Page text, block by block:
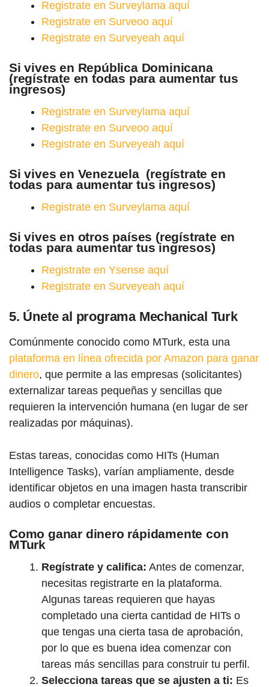
Registrate en Surveylama aquí
Registrate en Surveoo aquí
Registrate en Surveyeah aquí
Si vives en República Dominicana
(regístrate en todas para aumentar tus
ingresos)
Registrate en Surveylama aquí
Registrate en Surveoo aquí
Registrate en Surveyeah aquí
Si vives en Venezuela (regístrate en
todas para aumentar tus ingresos)
Registrate en Surveylama aquí
Si vives en otros países (regístrate en
todas para aumentar tus ingresos)
Registrate en Ysense aquí
Registrate en Surveyeah aquí
5. Únete al programa Mechanical Turk
Comúnmente conocido como MTurk, esta una
plataforma en línea ofrecida por Amazon para ganar
dinero, que permite a las empresas (solicitantes)
externalizar tareas pequeñas y sencillas que
requieren la intervención humana (en lugar de ser
realizadas por máquinas).
Estas tareas, conocidas como HITs (Human
Intelligence Tasks), varían ampliamente, desde
identificar objetos en una imagen hasta transcribir
audios o completar encuestas.
Como ganar dinero rápidamente con
MTurk
Regístrate y califica: Antes de comenzar,
necesitas registrarte en la plataforma.
Algunas tareas requieren que hayas
completado una cierta cantidad de HITs o
que tengas una cierta tasa de aprobación,
por lo que es buena idea comenzar con
tareas más sencillas para construir tu perfil.
Selecciona tareas que se ajusten a ti: Es